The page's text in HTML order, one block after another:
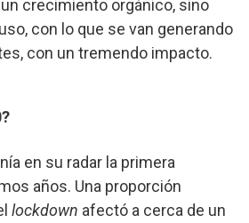
crecimiento orgánico, sino
con lo que se van generando
con un tremendo impacto.
en su radar la primera
años. Una proporción
lockdown afectó a cerca de un